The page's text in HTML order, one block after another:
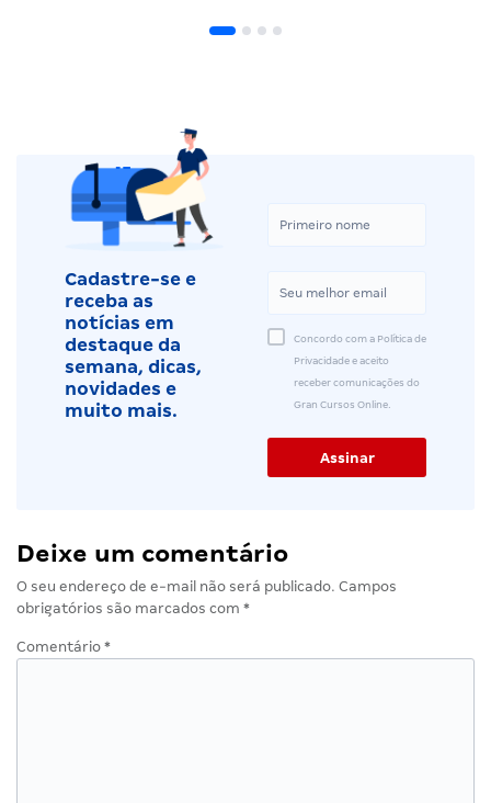
Cadastre-se e
receba as
notícias em
destaque da
semana, dicas,
novidades e
muito mais.
Concordo com a Política de
Privacidade e aceito
receber comunicações do
Gran Cursos Online.
Deixe um comentário
O seu endereço de e-mail não será publicado. Campos
obrigatórios são marcados com *
Comentário *